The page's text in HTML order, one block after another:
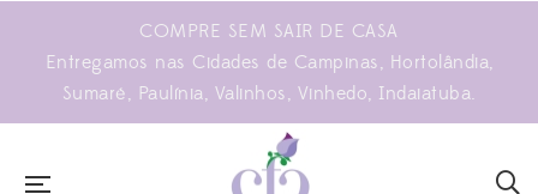
COMPRE SEM SAIR DE CASA
Entregamos nas Cidades de Campinas, Hortolândia,
Sumaré, Paulínia, Valinhos, Vinhedo, Indaiatuba.